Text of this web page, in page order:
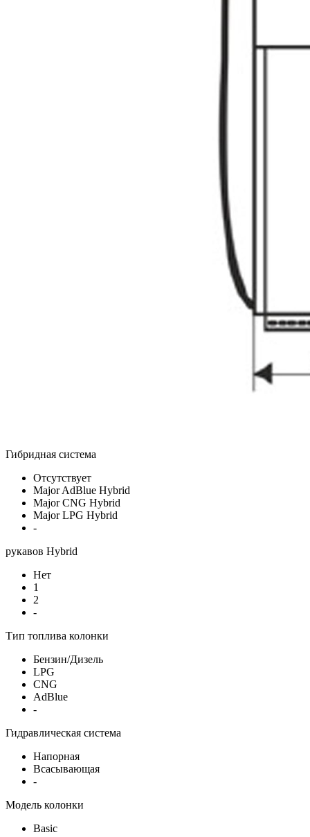
Гибридная система
Отсутствует
Major AdBlue Hybrid
Major CNG Hybrid
Major LPG Hybrid
-
рукавов Hybrid
Нет
1
2
-
Тип топлива колонки
Бензин/Дизель
LPG
CNG
AdBlue
-
Гидравлическая система
Напорная
Всасывающая
-
Модель колонки
Basic